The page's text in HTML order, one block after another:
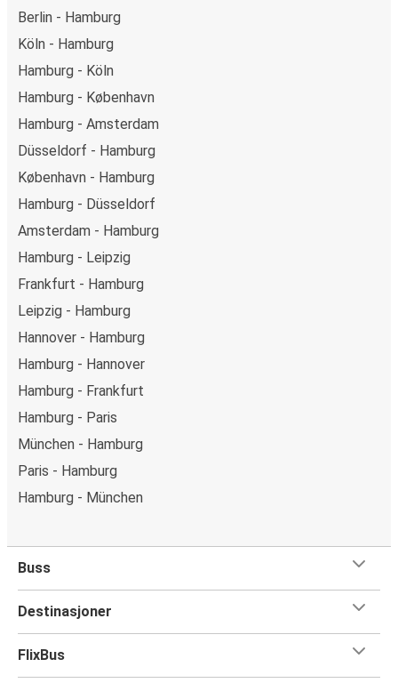
Berlin - Hamburg
Köln - Hamburg
Hamburg - Köln
Hamburg - København
Hamburg - Amsterdam
Düsseldorf - Hamburg
København - Hamburg
Hamburg - Düsseldorf
Amsterdam - Hamburg
Hamburg - Leipzig
Frankfurt - Hamburg
Leipzig - Hamburg
Hannover - Hamburg
Hamburg - Hannover
Hamburg - Frankfurt
Hamburg - Paris
München - Hamburg
Paris - Hamburg
Hamburg - München
Buss
Destinasjoner
FlixBus